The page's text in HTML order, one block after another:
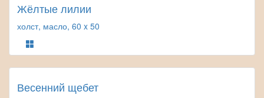
Жёлтые лилии
холст, масло, 60 x 50
Весенний щебет